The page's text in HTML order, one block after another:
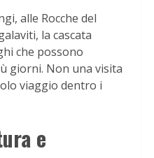
alle Rocche del
la cascata
che possono
giorni. Non una visita
viaggio dentro i
e